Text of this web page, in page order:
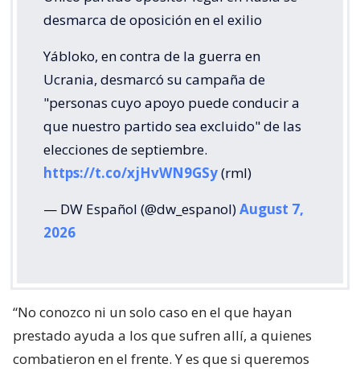
desmarca de oposición en el exilio
Yábloko, en contra de la guerra en
Ucrania, desmarcó su campaña de
"personas cuyo apoyo puede conducir a
que nuestro partido sea excluido" de las
elecciones de septiembre.
https://t.co/xjHvWN9GSy(rml)
— DW Español (@dw_espanol)August 7,
2026
“No conozco ni un solo caso en el que hayan
prestado ayuda a los que sufren allí, a quienes
combatieron en el frente. Y es que si queremos